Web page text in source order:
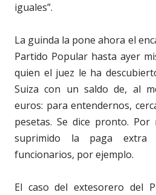
iguales”.
La guinda la pone ahora el
Partido Popular hasta ayer
quien el juez le ha
Suiza con un saldo de, al
euros: para entendernos,
pesetas. Se dice pronto.
suprimido la paga
funcionarios, por ejemplo.
El caso del extesorero del